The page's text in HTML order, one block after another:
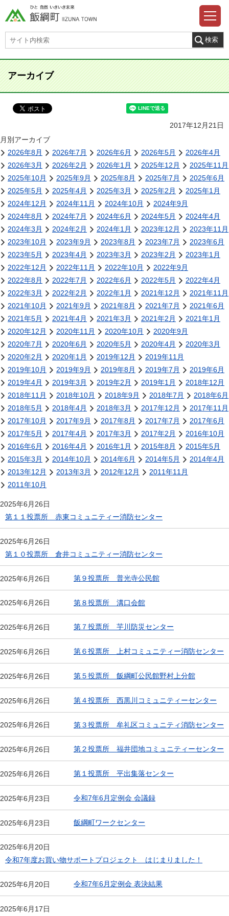
アーカイブ
2017年12月21日
月別アーカイブ
2026年8月
2026年7月 2026年6月 2026年5月
2026年4月
2026年3月
2026年2月 2026年1月 2025年12月
2025年11月
2025年10月
2025年9月 2025年8月 2025年7月
2025年6月
2025年5月
2025年4月 2025年3月 2025年2月
2025年1月
2024年12月
2024年11月 2024年10月
2024年9月
2024年8月
2024年7月 2024年6月 2024年5月
2024年4月
2024年3月
2024年2月 2024年1月 2023年12月
2023年11月
2023年10月
2023年9月 2023年8月 2023年7月
2023年6月
2023年5月
2023年4月 2023年3月 2023年2月
2023年1月
2022年12月
2022年11月 2022年10月
2022年9月
2022年8月
2022年7月 2022年6月 2022年5月
2022年4月
2022年3月
2022年2月 2022年1月 2021年12月
2021年11月
2021年10月
2021年9月 2021年8月 2021年7月
2021年6月
2021年5月
2021年4月 2021年3月 2021年2月
2021年1月
2020年12月
2020年11月 2020年10月
2020年9月
2020年7月
2020年6月 2020年5月 2020年4月
2020年3月
2020年2月
2020年1月 2019年12月
2019年11月
2019年10月
2019年9月 2019年8月 2019年7月
2019年6月
2019年4月
2019年3月 2019年2月 2019年1月
2018年12月
2018年11月
2018年10月 2018年9月 2018年7月
2018年6月
2018年5月
2018年4月 2018年3月 2017年12月
2017年11月
2017年10月
2017年9月 2017年8月 2017年7月
2017年6月
2017年5月
2017年4月 2017年3月 2017年2月
2016年10月
2016年6月
2016年4月 2016年1月 2015年8月
2015年5月
2015年3月
2014年10月 2014年6月 2014年5月
2014年4月
2013年12月
2013年3月 2012年12月
2011年11月
2011年10月
2025年6月26日
第１１投票所 赤東コミュニティー消防センター
2025年6月26日
第１０投票所 倉井コミュニティー消防センター
2025年6月26日 第９投票所 普光寺公民館
2025年6月26日 第８投票所 溝口会館
2025年6月26日 第７投票所 芋川防災センター
2025年6月26日 第６投票所 上村コミュニティー消防センター
2025年6月26日 第５投票所 飯綱町公民館野村上分館
2025年6月26日 第４投票所 西黒川コミュニティーセンター
2025年6月26日 第３投票所 牟礼区コミュニティ消防センター
2025年6月26日 第２投票所 福井団地コミュニティーセンター
2025年6月26日 第１投票所 平出集落センター
2025年6月23日 令和7年6月定例会 会議録
2025年6月23日 飯綱町ワークセンター
2025年6月20日
令和7年度お買い物サポートプロジェクト はじまりました！
2025年6月20日 令和7年6月定例会 表決結果
2025年6月17日